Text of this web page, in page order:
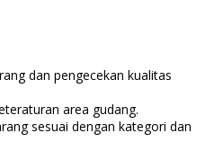
dan pengecekan kualitas
area gudang.
sesuai dengan kategori dan